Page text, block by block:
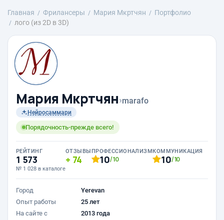
Главная Фрилансеры Mария Мкртчян
Портфолио
лого (из 2D в 3D)
Mария Мкртчян›marafo
Нейросаммари
Порядочность-прежде всего!
РЕЙТИНГ
1 573
№ 1 028 в каталоге
ОТЗЫВЫ
74
ПРОФЕССИОНАЛИЗМ
10/10
КОММУНИКАЦИЯ
10/10
Город
Yerevan
Опыт работы
25 лет
На сайте с
2013 года